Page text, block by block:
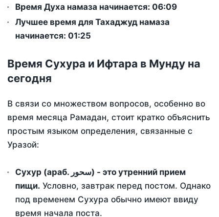
Время Духа намаза начинается: 06:09
Лучшее время для Тахаджуд намаза
начинается: 01:25
Время Сухура и Ифтара в Мунду на
сегодня
В связи со множеством вопросов, особенно во
время месяца Рамадан, стоит кратко объяснить
простым языком определения, связанные с
Уразой:
Сухур (араб. سحور) - это утренний прием
пищи. Условно, завтрак перед постом. Однако
под временем Сухура обычно имеют ввиду
время начала поста.